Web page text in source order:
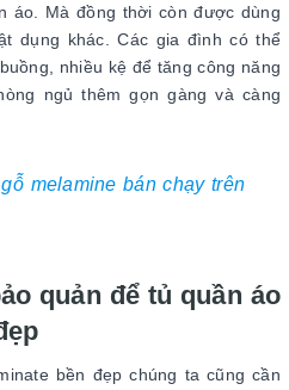
áo. Mà đồng thời còn được dùng
dụng khác. Các gia đình có thể
nhiều kệ để tăng công năng
ngủ thêm gọn gàng và càng
melamine bán chạy trên
quản để tủ quần áo
bền đẹp chúng ta cũng cần